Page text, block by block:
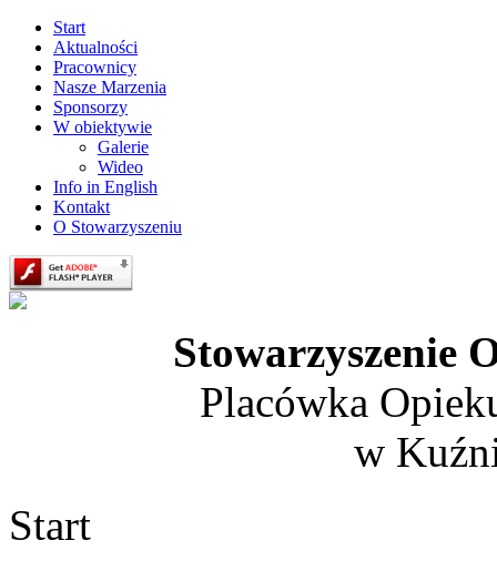
Start
Aktualności
Pracownicy
Nasze Marzenia
Sponsorzy
W obiektywie
Galerie
Wideo
Info in English
Kontakt
O Stowarzyszeniu
Stowarzyszenie
Placówka
w
Start